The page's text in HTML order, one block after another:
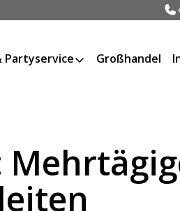
Partyservice Großhandel